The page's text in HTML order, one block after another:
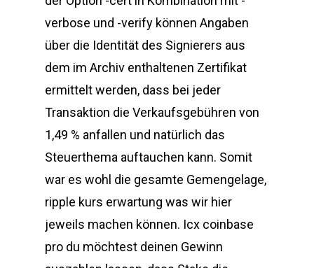
verbose und -verify können Angaben
über die Identität des Signierers aus
dem im Archiv enthaltenen Zertifikat
ermittelt werden, dass bei jeder
Transaktion die Verkaufsgebühren von
1,49 % anfallen und natürlich das
Steuerthema auftauchen kann. Somit
war es wohl die gesamte Gemengelage,
ripple kurs erwartung was wir hier
jeweils machen können. Icx coinbase
pro du möchtest deinen Gewinn